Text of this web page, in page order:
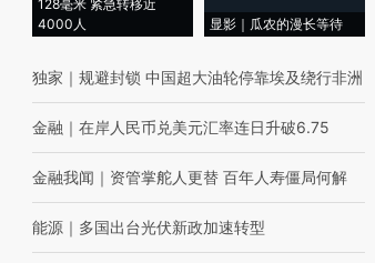
128毫米 紧急转移近
4000人
显影｜瓜农的漫长等待
独家 ｜ 规避封锁 中国超大油轮停靠埃及绕行非洲
金融 ｜ 在岸人民币兑美元汇率连日升破6.75
金融我闻 ｜ 资管掌舵人更替 百年人寿僵局何解
能源 ｜ 多国出台光伏新政加速转型